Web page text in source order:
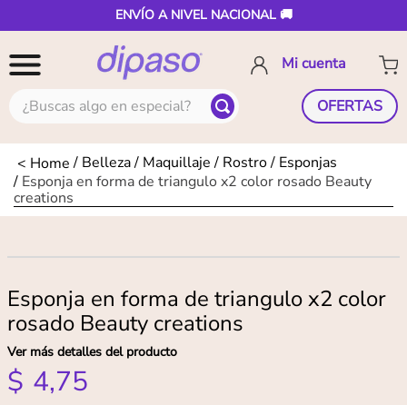
ENVÍO A NIVEL NACIONAL 🚚
¿Buscas algo en especial? OFERTAS
Belleza Maquillaje Rostro
Esponjas
Esponja en forma de triangulo x2 color rosado Beauty
creations
Esponja en forma de triangulo x2 color
rosado Beauty creations
Ver más detalles del producto
$ 4,75